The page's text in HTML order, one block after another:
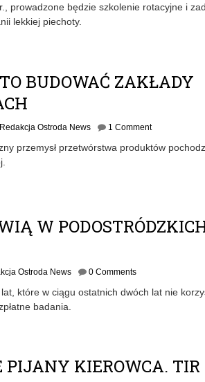
prowadzone będzie szkolenie rotacyjne i
lekkiej piechoty.
BUDOWAĆ ZAKŁADY
Redakcja Ostroda News 1 Comment
przemysł przetwórstwa produktów
W
Ostroda News 0 Comments
które w ciągu ostatnich dwóch lat nie
badania.
PIJANY KIEROWCA. TIR